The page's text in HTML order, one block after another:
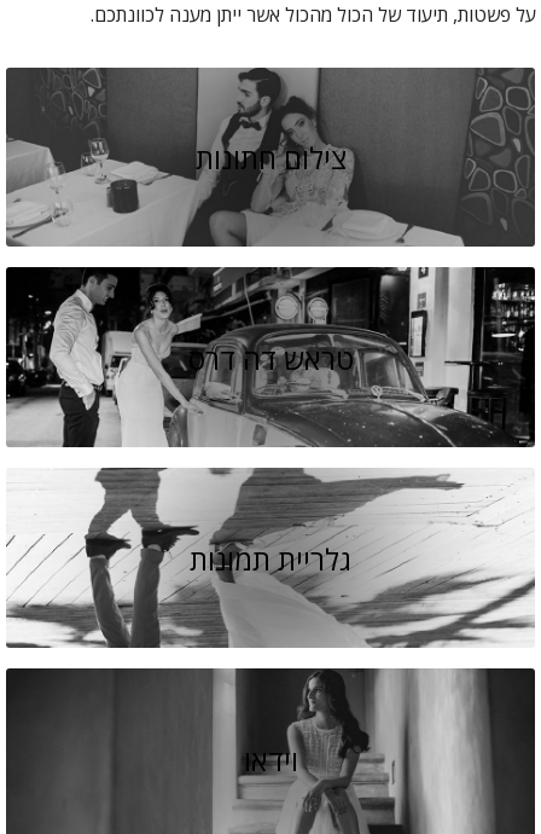
על פשטות, תיעוד של הכול מהכול אשר ייתן מענה לכוונתכם.
צילום חתונות
טראש דה דרס
גלריית תמונות
וידאו